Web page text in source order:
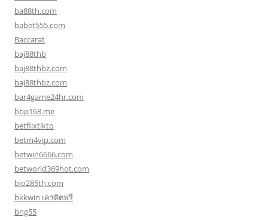
ba88th.com
babet555.com
Baccarat
baj88thb
baj88thbz.com
baj88thbz.com
bar4game24hr.com
bbp168.me
betflixtikto
betm4vip.com
betwin6666.com
betworld369hot.com
bio285th.com
bkkwin เครดิตฟรี
bng55